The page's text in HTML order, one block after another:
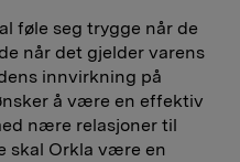
føle seg trygge når de
når det gjelder varens
innvirkning på
å være en effektiv
nære relasjoner til
skal Orkla være en